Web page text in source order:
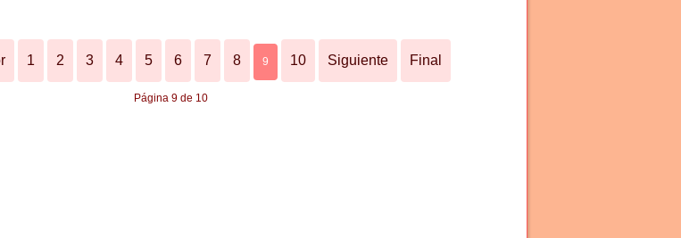
1 2 3 4 5 6 7 8 9 10 Siguiente Final
Página 9 de 10